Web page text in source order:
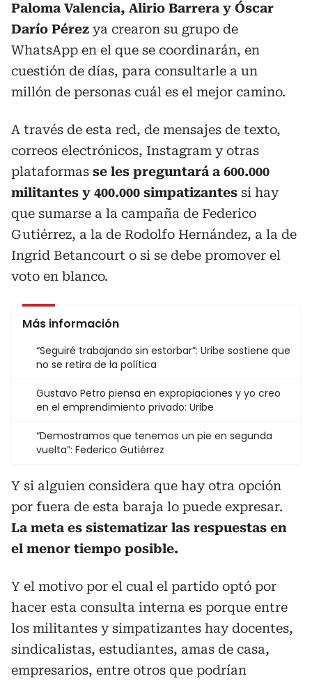
Paloma Valencia, Alirio Barrera y Óscar
Darío Pérez ya crearon su grupo de
WhatsApp en el que se coordinarán, en
cuestión de días, para consultarle a un
millón de personas cuál es el mejor camino.
A través de esta red, de mensajes de texto,
correos electrónicos, Instagram y otras
plataformas se les preguntará a 600.000
militantes y 400.000 simpatizantes si hay
que sumarse a la campaña de Federico
Gutiérrez, a la de Rodolfo Hernández, a la de
Ingrid Betancourt o si se debe promover el
voto en blanco.
Más información
“Seguiré trabajando sin estorbar”: Uribe sostiene que
no se retira de la política
Gustavo Petro piensa en expropiaciones y yo creo
en el emprendimiento privado: Uribe
“Demostramos que tenemos un pie en segunda
vuelta”: Federico Gutiérrez
Y si alguien considera que hay otra opción
por fuera de esta baraja lo puede expresar.
La meta es sistematizar las respuestas en
el menor tiempo posible.
Y el motivo por el cual el partido optó por
hacer esta consulta interna es porque entre
los militantes y simpatizantes hay docentes,
sindicalistas, estudiantes, amas de casa,
empresarios, entre otros que podrían